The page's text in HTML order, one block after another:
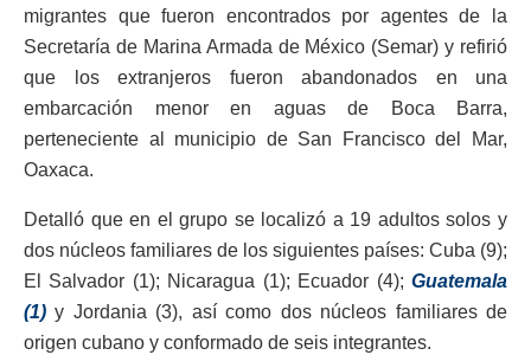
migrantes que fueron encontrados por agentes de la
Secretaría de Marina Armada de México (Semar) y refirió
que los extranjeros fueron abandonados en una
embarcación menor en aguas de Boca Barra,
perteneciente al municipio de San Francisco del Mar,
Oaxaca.
Detalló que en el grupo se localizó a 19 adultos solos y
dos núcleos familiares de los siguientes países: Cuba (9);
El Salvador (1); Nicaragua (1); Ecuador (4); Guatemala
(1) y Jordania (3), así como dos núcleos familiares de
origen cubano y conformado de seis integrantes.